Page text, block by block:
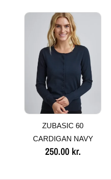
ZUBASIC 60
CARDIGAN NAVY
250.00 kr.